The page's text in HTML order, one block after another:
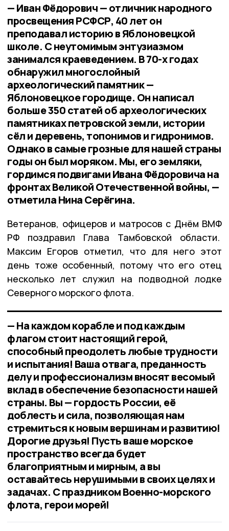
— Иван Фёдорович — отличник народного
просвещения РСФСР, 40 лет он
преподавал историю в Яблоновецкой
школе. С неутомимым энтузиазмом
занимался краеведением. В 70-х годах
обнаружил многослойный
археологический памятник —
Яблоновецкое городище. Он написал
больше 350 статей об археологических
памятниках петровской земли, истории
сёл и деревень, топонимов и гидронимов.
Однако в самые грозные для нашей страны
годы он был моряком. Мы, его земляки,
гордимся подвигами Ивана Фёдоровича на
фронтах Великой Отечественной войны, —
отметила Нина Серёгина.
Ветеранов, офицеров и матросов с Днём ВМФ
РФ поздравил Глава Тамбовской области.
Максим Егоров отметил, что для него этот
день тоже особенный, потому что его отец
несколько лет служил на подводной лодке
Северного морского флота.
— На каждом корабле и под каждым
флагом стоит настоящий герой,
способный преодолеть любые трудности
и испытания! Ваша отвага, преданность
делу и профессионализм вносят весомый
вклад в обеспечение безопасности нашей
страны. Вы — гордость России, её
доблесть и сила, позволяющая нам
стремиться к новым вершинам и развитию!
Дорогие друзья! Пусть ваше морское
пространство всегда будет
благоприятным и мирным, а вы
оставайтесь нерушимыми в своих целях и
задачах. С праздником Военно-морского
флота, герои морей!